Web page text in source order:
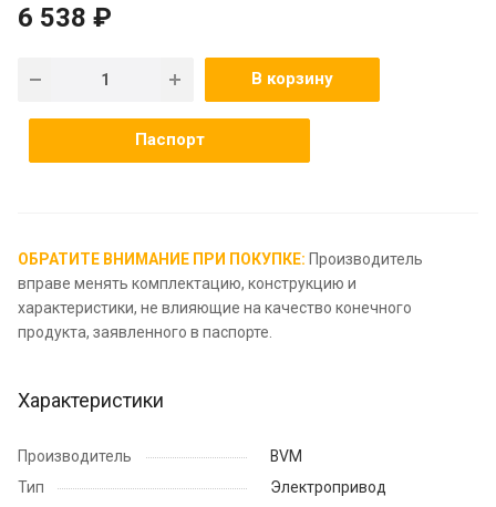
6 538 ₽
В корзину
Паспорт
ОБРАТИТЕ ВНИМАНИЕ ПРИ ПОКУПКЕ: Производитель
вправе менять комплектацию, конструкцию и
характеристики, не влияющие на качество конечного
продукта, заявленного в паспорте.
Характеристики
Производитель
BVM
Тип
Электропривод